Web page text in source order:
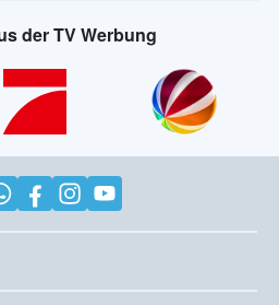
der TV Werbung